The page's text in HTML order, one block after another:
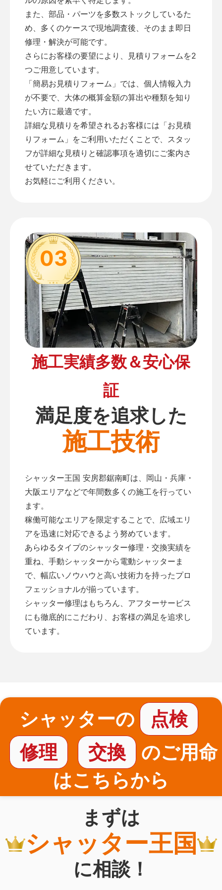
また、部品・パーツを多数ストックしているた
め、多くのケースで現地調査後、そのまま即日
修理・解決が可能です。
さらにお客様の要望により、見積りフォームを2
つご用意しています。
「簡易お見積りフォーム 」では、個人情報入力
が不要で、大体の概算金額の算出や種類を知り
たい方に最適です。
詳細な見積りを希望されるお客様には「お見積
りフォーム 」をご利用いただくことで、スタッ
フが詳細な見積りと確認事項を適切にご案内さ
せていただきます。
お気軽にご利用ください。
03
施工実績多数＆安心保
証
満足度を追求した
施工技術
シャッター王国 安房郡鋸南町は、岡山・兵庫・
大阪エリアなどで年間数多くの施工を行ってい
ます。
稼働可能なエリアを限定することで、広域エリ
アを迅速に対応できるよう努めています。
あらゆるタイプのシャッター修理・交換実績を
重ね、手動シャッターから電動シャッターま
で、幅広いノウハウと高い技術力を持ったプロ
フェッショナルが揃っています。
シャッター修理はもちろん、アフターサービス
にも徹底的にこだわり、お客様の満足を追求し
ています。
シャッターの
点検
修理
交換
のご用命
はこちらから
まずは
シャッター王国
に相談！